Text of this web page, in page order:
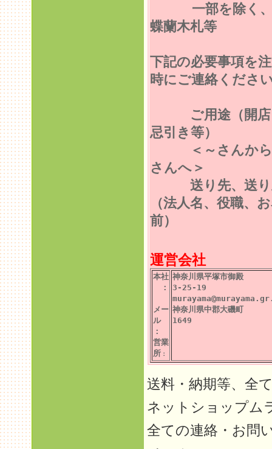
一部を除く
蝶蘭木札等
下記の必要事項を
時にご連絡くださ
ご用途（開店
忌引き等）
＜～さんから
さんへ＞
送り先、送り
（法人名、役職、
前）
運営会社
本社
：
メー
ル
：
営業
所 ：
神奈川県平塚市御殿
3-25-19
神奈川県中郡大磯町
1649
送料・納期等、全
ネットショップム
全ての連絡・お問